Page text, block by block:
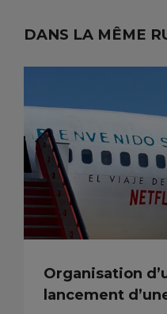
DANS LA MÊME
Organisation
lancement